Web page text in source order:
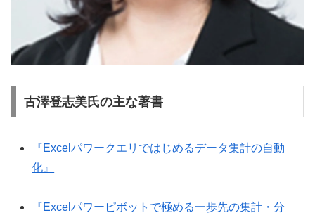
古澤登志美氏の主な著書
『Excelパワークエリではじめるデータ集計の自動
化』
『Excelパワーピボットで極める一歩先の集計・分